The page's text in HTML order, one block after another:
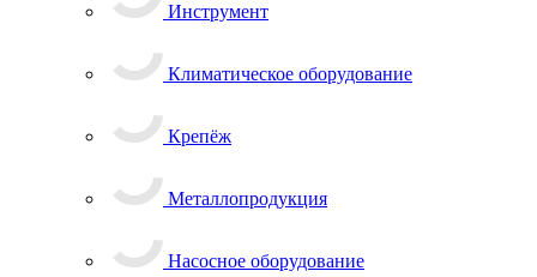
Инструмент
Климатическое оборудование
Крепёж
Металлопродукция
Насосное оборудование